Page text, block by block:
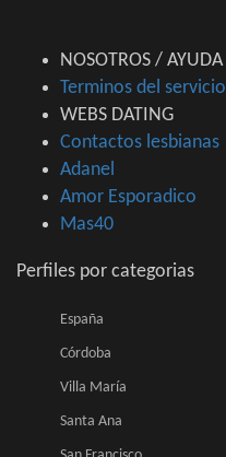
NOSOTROS / AYUDA
Terminos del servicio
WEBS DATING
Contactos lesbianas
Adanel
Amor Esporadico
Mas40
Perfiles por categorias
España
Córdoba
Villa María
Santa Ana